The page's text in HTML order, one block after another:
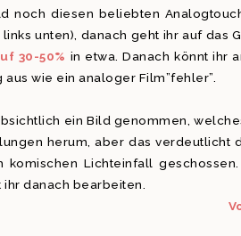
noch diesen beliebten
unten), danach geht ihr auf
30-50% in etwa. Danach könnt ihr
wie ein analoger Film”fehler”.
ein Bild genommen,
herum, aber das
komischen Lichteinfall
danach bearbeiten.